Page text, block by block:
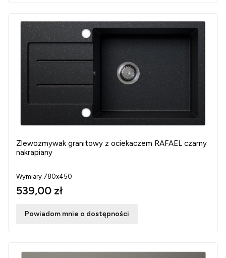
Zlewozmywak granitowy z ociekaczem RAFAEL czarny
nakrapiany
Wymiary 780x450
539,00 zł
Powiadom mnie o dostępności